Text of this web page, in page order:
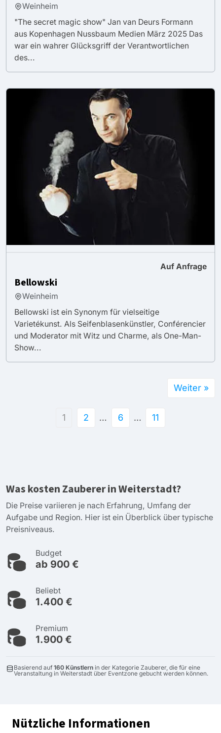
Weinheim
"The secret magic show" Jan van Deurs Formann
aus Kopenhagen Nussbaum Medien März 2025 Das
war ein wahrer Glücksgriff der Verantwortlichen
des...
Auf Anfrage
Bellowski
Weinheim
Bellowski ist ein Synonym für vielseitige
Varietékunst. Als Seifenblasenkünstler, Conférencier
und Moderator mit Witz und Charme, als One-Man-
Show...
1 2 … 6 … 11
Weiter »
Was kosten Zauberer in Weiterstadt?
Die Preise variieren je nach Erfahrung, Umfang der
Aufgabe und Region. Hier ist ein Überblick über typische
Preisniveaus.
Budget
ab 900 €
Beliebt
1.400 €
Premium
1.900 €
Basierend auf 160 Künstlern in der Kategorie Zauberer, die für eine
Veranstaltung in Weiterstadt über Eventzone gebucht werden können.
Nützliche Informationen